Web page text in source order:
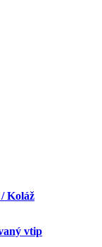
/ Koláž
vtip